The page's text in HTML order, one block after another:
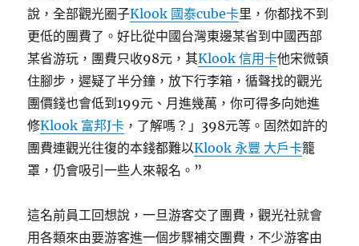
說，全部觀光圈子Klook 國泰cube卡里，你都找不到
更低的團費了。好比從中國台灣東邊某省到中國西部
某省游玩，團費只收98元，其Klook 信用卡他宋微頓
住腳步，遲疑了半分鐘，放下行李箱，循聲找的觀光
團價錢也會低到199元、月進幾萬，你可得多向她進
修Klook 富邦J卡 ，了解嗎？」398元等。固然如許的
團費連觀光往復的本錢都難以Klook 永豐 大戶卡籠
罩，仍會吸引一些人來報名。”
這名前員工回想說，一旦游客交了團費，觀光社就會
用各類來由要游客進一個步驟補交團費，不少游客由